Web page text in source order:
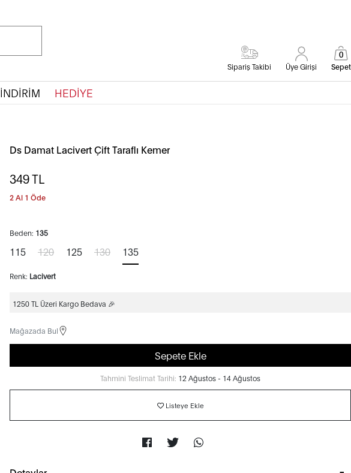
Sipariş Takibi Üye Girişi Sepet
0
İNDİRİM HEDİYE
Ds Damat Lacivert Çift Taraflı Kemer
349TL
2 Al 1 Öde
Beden: 135
115 120 125 130 135
Renk: Lacivert
1250 TL Üzeri Kargo Bedava 🎉
Mağazada Bul
Sepete Ekle
Tahmini Teslimat Tarihi: 12 Ağustos - 14 Ağustos
Listeye Ekle